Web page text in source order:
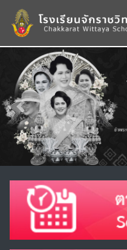
Previous